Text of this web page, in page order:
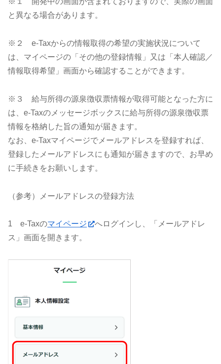
と異なる場合があります。
※２ e-Taxからの情報取得の希望の実施状況について
は、マイページの「その他の登録情報」又は「本人確認／
情報取得希望」画面から確認することができます。
※３ 給与所得の源泉徴収票情報が取得可能となった方に
は、e-Taxのメッセージボックスに給与所得の源泉徴収票
情報を格納した旨の通知が届きます。
なお、e-Taxマイページでメールアドレスを登録すれば、
登録したメールアドレスにも通知が届きますので、お早め
に手続きをお願いします。
（参考）メールアドレスの登録方法
1 e-Taxのマイページ
へログインし、「メールアドレ
ス」画面を開きます。